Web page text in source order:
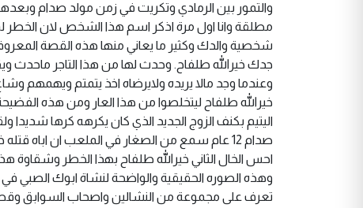
والتمور بين الرمادي وتكريت في زمن مولد صدام
مطلقة وانا اول مرة اذكر اسم هذا الشخص لان الخطر
شخصية والدك وكثير ما يعاني منها هذه القصة
جدك خيرالله طلفاح. وحدث لها من هذا التاجر ماحدث
وعندما وجد مالا يريده ولايرضاه اخذ يتمتم ويهمهم
خيرالله طلفاح ليتخلصوا من هذا العار ومن هذه
اليتيم بكنف الزوج الجديد الذي كان يكرهه كرها شديدا
صدام 12 عام سمع من الصغار في الملعب ان اباه
احس الخال الثاني خيرالله طلفاح بهذا الخطر وشقاوة
وهذه الصوره الحقيقية والواضحة لنشاة ابوك الصبي
تعرف على مجموعة من النشالين واصحاب السوابق